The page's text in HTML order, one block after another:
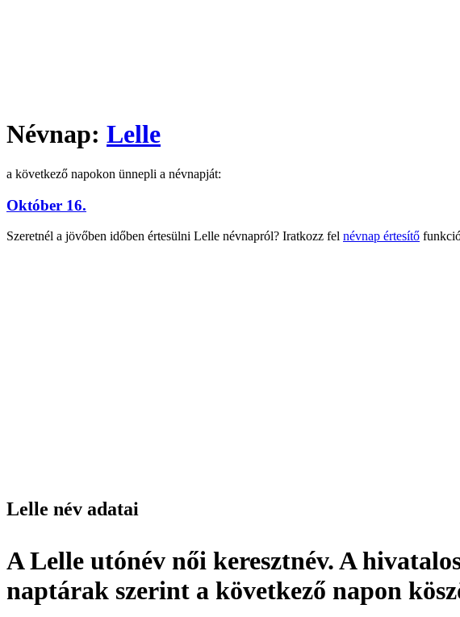
Névnap: Lelle
a következő napokon ünnepli a névnapját:
Október 16.
Szeretnél a jövőben időben értesülni Lelle névnapról? Iratkozz fel névnap értesítő
Lelle név adatai
A Lelle utónév női keresztnév. A
naptárak szerint a következő napon